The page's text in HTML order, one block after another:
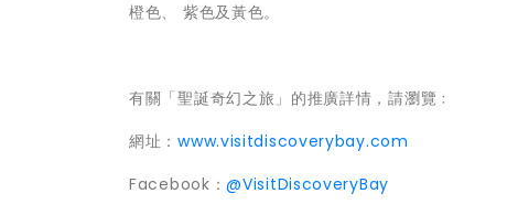
橙色、 紫色及黃色。
有關「聖誕奇幻之旅」的推廣詳情，請瀏覽﹕
網址：www.visitdiscoverybay.com
Facebook：@VisitDiscoveryBay